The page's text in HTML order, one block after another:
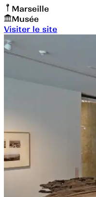
Marseille
Musée
Visiter le site